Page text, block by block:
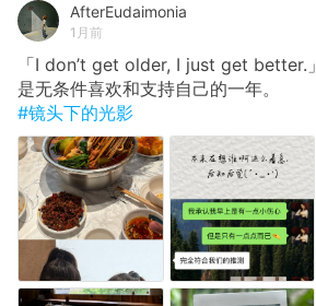
AfterEudaimonia
1月前
「I don’t get older, I just get better.」
是无条件喜欢和支持自己的一年。
#镜头下的光影